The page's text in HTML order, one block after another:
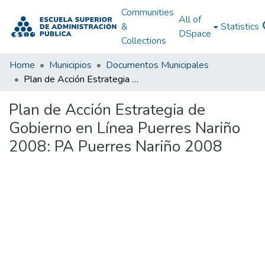
Communities
&
Collections
All of
DSpace
Statistics
Home Municipios
Documentos Municipales
Plan de Acción Estrategia de Gobierno en Línea Puerres Nariño 2008: PA Puerres Nariño 2008
Plan de Acción Estrategia de
Gobierno en Línea Puerres Nariño
2008: PA Puerres Nariño 2008